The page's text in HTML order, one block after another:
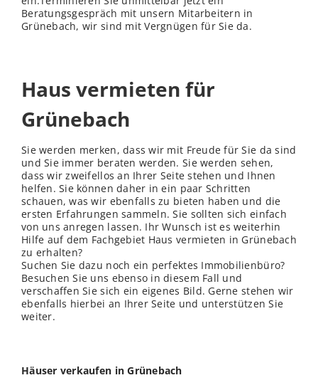
Beratungsgespräch mit unsern Mitarbeitern in
Grünebach, wir sind mit Vergnügen für Sie da.
Haus vermieten für
Grünebach
Sie werden merken, dass wir mit Freude für Sie da sind
und Sie immer beraten werden. Sie werden sehen,
dass wir zweifellos an Ihrer Seite stehen und Ihnen
helfen. Sie können daher in ein paar Schritten
schauen, was wir ebenfalls zu bieten haben und die
ersten Erfahrungen sammeln. Sie sollten sich einfach
von uns anregen lassen. Ihr Wunsch ist es weiterhin
Hilfe auf dem Fachgebiet Haus vermieten in Grünebach
zu erhalten?
Suchen Sie dazu noch ein perfektes Immobilienbüro?
Besuchen Sie uns ebenso in diesem Fall und
verschaffen Sie sich ein eigenes Bild. Gerne stehen wir
ebenfalls hierbei an Ihrer Seite und unterstützen Sie
weiter.
Häuser verkaufen in Grünebach